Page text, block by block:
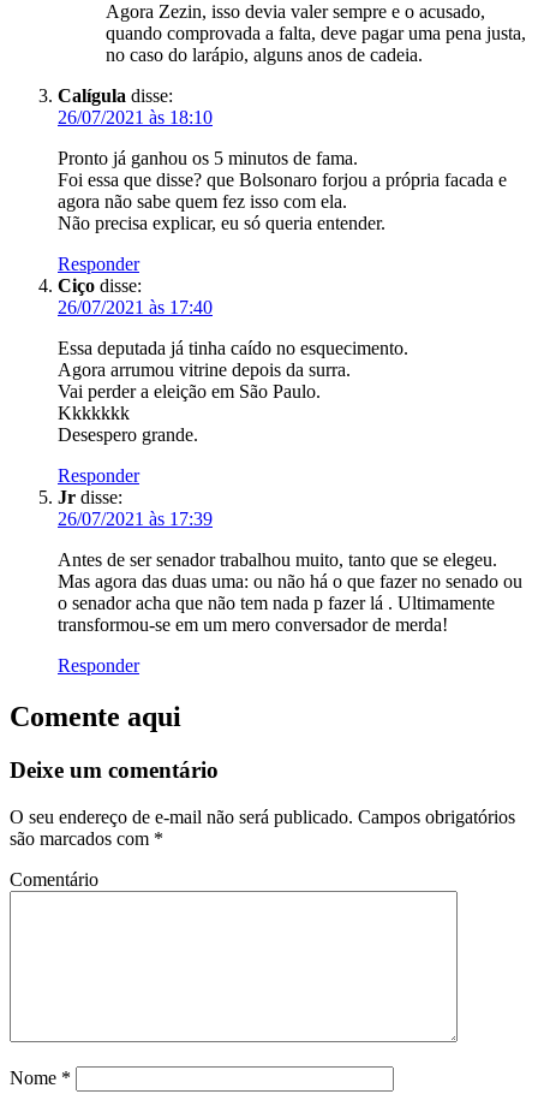
Agora Zezin, isso devia valer sempre e o acusado,
quando comprovada a falta, deve pagar uma pena justa,
no caso do larápio, alguns anos de cadeia.
Calígula disse:
26/07/2021 às 18:10
Pronto já ganhou os 5 minutos de fama.
Foi essa que disse? que Bolsonaro forjou a própria facada e
agora não sabe quem fez isso com ela.
Não precisa explicar, eu só queria entender.
Responder
Ciço disse:
26/07/2021 às 17:40
Essa deputada já tinha caído no esquecimento.
Agora arrumou vitrine depois da surra.
Vai perder a eleição em São Paulo.
Kkkkkkk
Desespero grande.
Responder
Jr disse:
26/07/2021 às 17:39
Antes de ser senador trabalhou muito, tanto que se elegeu.
Mas agora das duas uma: ou não há o que fazer no senado ou
o senador acha que não tem nada p fazer lá . Ultimamente
transformou-se em um mero conversador de merda!
Responder
Comente aqui
Deixe um comentário
O seu endereço de e-mail não será publicado. Campos obrigatórios
são marcados com *
Comentário
Nome *